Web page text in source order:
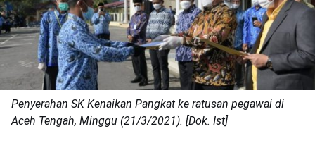
Penyerahan SK Kenaikan Pangkat ke ratusan pegawai di
Aceh Tengah, Minggu (21/3/2021). [Dok. Ist]